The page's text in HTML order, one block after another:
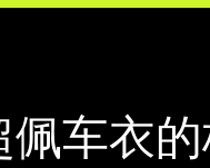
佩车衣